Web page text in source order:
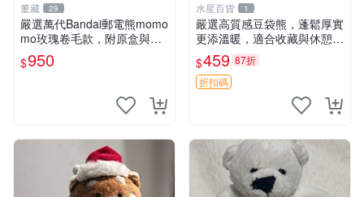
董藏 29
嚴選萬代Bandai郵電熊momo
mo玫瑰卷毛款，附原盒與吊
牌，粉嫩可愛入手即柔軟～
玫瑰卷毛 郵電熊 正品
$950
水星百貨 1
嚴選高質感豆袋熊，蓬鬆厚實
更添溫暖，適合收藏與休憩。
前胸填充飽滿，背部亦具優雅
設計。 豆袋熊 保暖 溫柔 蓬
松
$459 87折
折扣碼